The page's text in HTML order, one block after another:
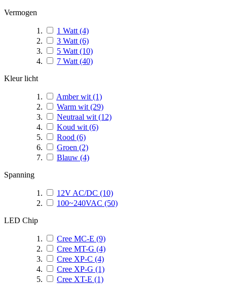
Vermogen
1 Watt (4)
3 Watt (6)
5 Watt (10)
7 Watt (40)
Kleur licht
Amber wit (1)
Warm wit (29)
Neutraal wit (12)
Koud wit (6)
Rood (6)
Groen (2)
Blauw (4)
Spanning
12V AC/DC (10)
100~240VAC (50)
LED Chip
Cree MC-E (9)
Cree MT-G (4)
Cree XP-C (4)
Cree XP-G (1)
Cree XT-E (1)